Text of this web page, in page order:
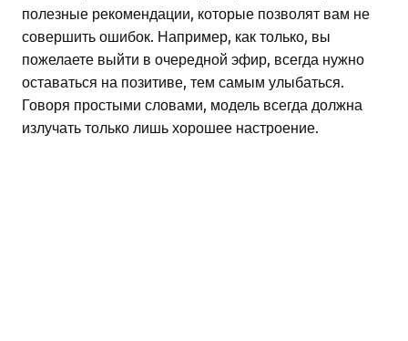
полезные рекомендации, которые позволят вам не
совершить ошибок. Например, как только, вы
пожелаете выйти в очередной эфир, всегда нужно
оставаться на позитиве, тем самым улыбаться.
Говоря простыми словами, модель всегда должна
излучать только лишь хорошее настроение.